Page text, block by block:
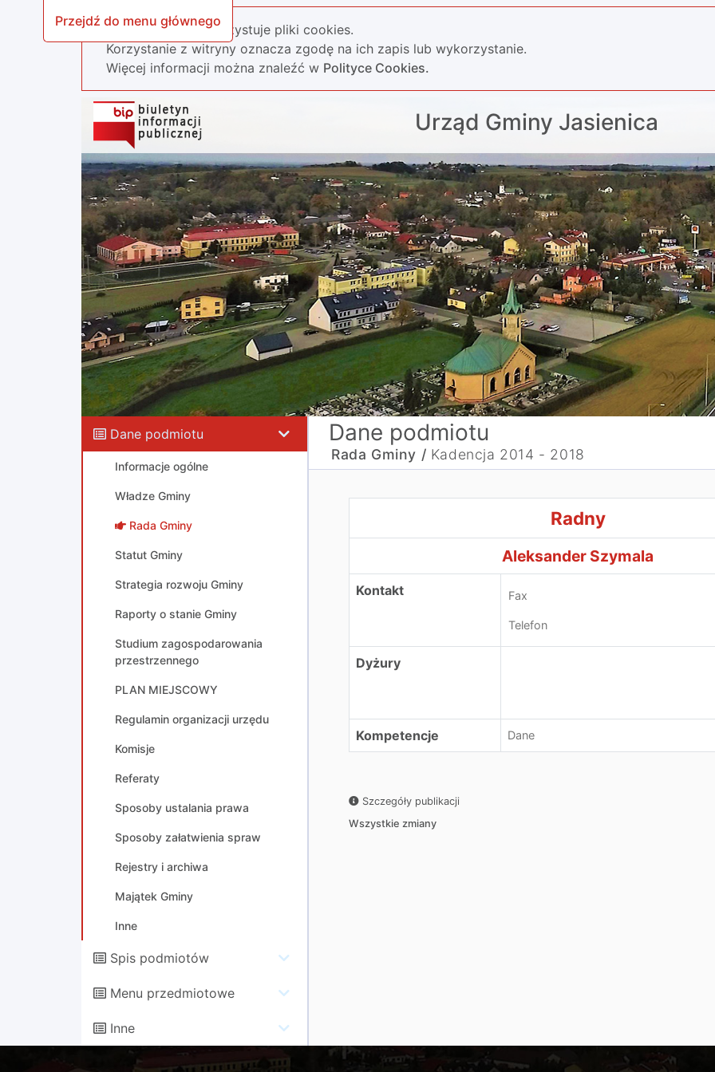
Przejdź do menu głównego
Nasza strona wykorzystuje pliki cookies.
Korzystanie z witryny oznacza zgodę na ich zapis lub wykorzystanie.
Więcej informacji można znaleźć w Polityce Cookies.
Urząd Gminy Jasienica
Dane podmiotu
Informacje ogólne
Władze Gminy
Rada Gminy
Statut Gminy
Strategia rozwoju Gminy
Raporty o stanie Gminy
Studium zagospodarowania
przestrzennego
PLAN MIEJSCOWY
Regulamin organizacji urzędu
Komisje
Referaty
Sposoby ustalania prawa
Sposoby załatwienia spraw
Rejestry i archiwa
Majątek Gminy
Inne
Spis podmiotów
Menu przedmiotowe
Inne
Dane podmiotu
Rada Gminy / Kadencja 2014 - 2018
Radny
Aleksander Szymala
Kontakt Fax
Telefon
Dyżury
Kompetencje Dane
Szczegóły publikacji
Wszystkie zmiany